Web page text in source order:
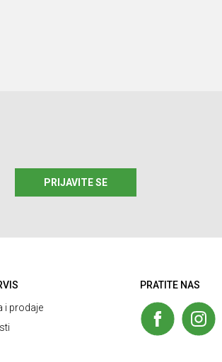
PRIJAVITE SE
i prodaje
PRATITE NAS